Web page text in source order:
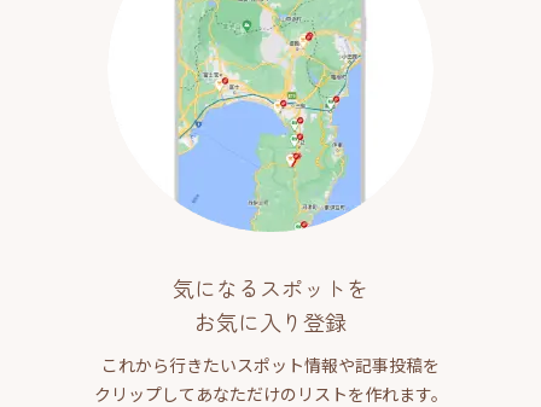
気になるスポットを
お気に入り登録
これから行きたいスポット情報や記事投稿を
クリップしてあなただけのリストを作れます。